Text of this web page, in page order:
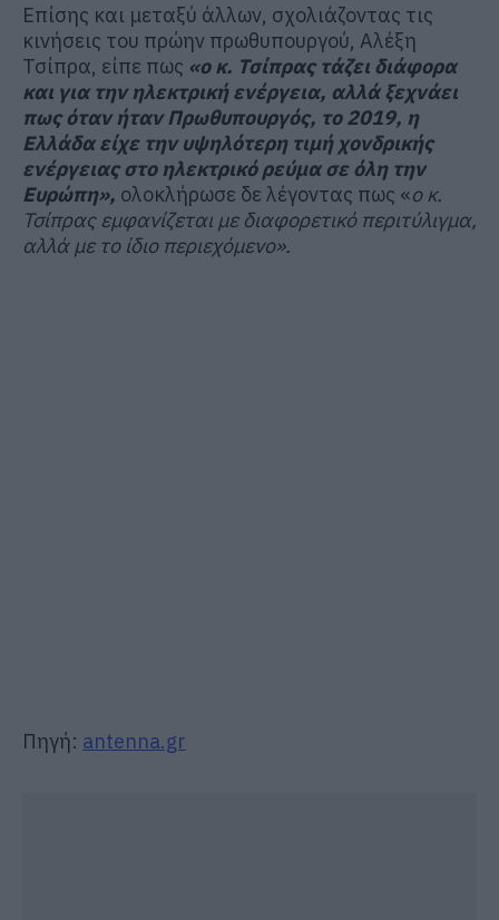
Επίσης και μεταξύ άλλων, σχολιάζοντας τις
κινήσεις του πρώην πρωθυπουργού, Αλέξη
Τσίπρα, είπε πως «ο κ. Τσίπρας τάζει διάφορα
και για την ηλεκτρική ενέργεια, αλλά ξεχνάει
πως όταν ήταν Πρωθυπουργός, το 2019, η
Ελλάδα είχε την υψηλότερη τιμή χονδρικής
ενέργειας στο ηλεκτρικό ρεύμα σε όλη την
Ευρώπη», ολοκλήρωσε δε λέγοντας πως «ο κ.
Τσίπρας εμφανίζεται με διαφορετικό περιτύλιγμα,
αλλά με το ίδιο περιεχόμενο».
Πηγή: antenna.gr